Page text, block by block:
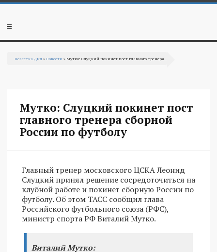
Перейти к основному содержанию
Мобильное
Повестка Дня »Новости » Мутко: Слуцкий покинет пост главного тренера...
Мутко: Слуцкий покинет пост
главного тренера сборной
России по футболу
Главный тренер московского ЦСКА Леонид
Слуцкий принял решение сосредоточиться на
клубной работе и покинет сборную России по
футболу. Об этом ТАСС сообщил глава
Российского футбольного союза (РФС),
министр спорта РФ Виталий Мутко.
Виталий Мутко: